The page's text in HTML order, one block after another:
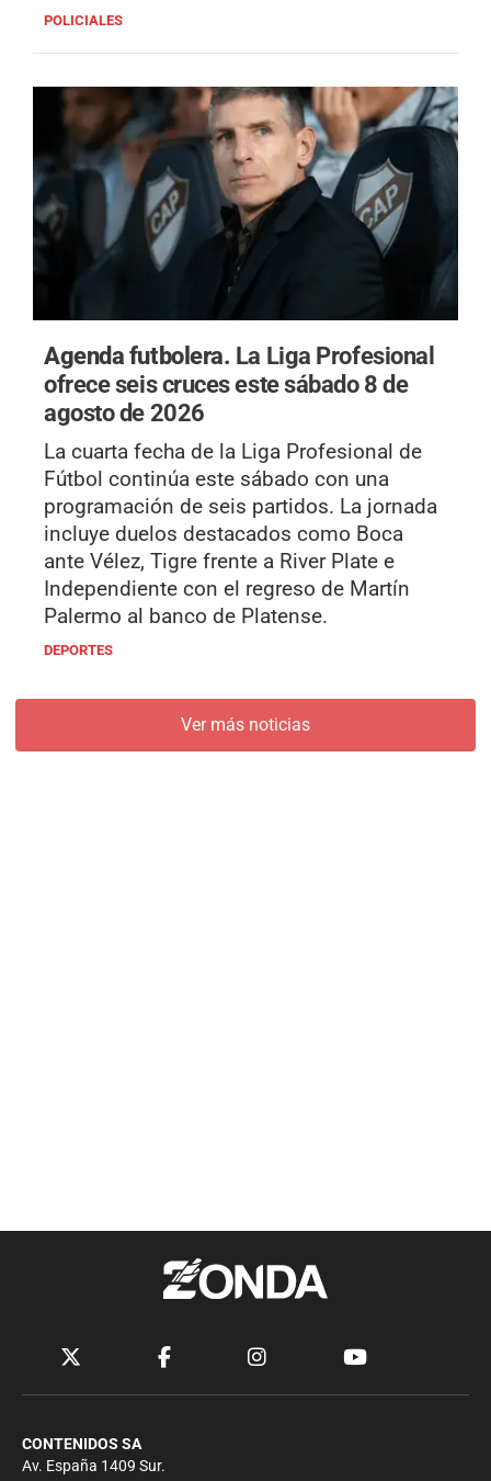
POLICIALES
Agenda futbolera. La Liga Profesional
ofrece seis cruces este sábado 8 de
agosto de 2026
La cuarta fecha de la Liga Profesional de
Fútbol continúa este sábado con una
programación de seis partidos. La jornada
incluye duelos destacados como Boca
ante Vélez, Tigre frente a River Plate e
Independiente con el regreso de Martín
Palermo al banco de Platense.
DEPORTES
Ver más noticias
CONTENIDOS SA
Av. España 1409 Sur.